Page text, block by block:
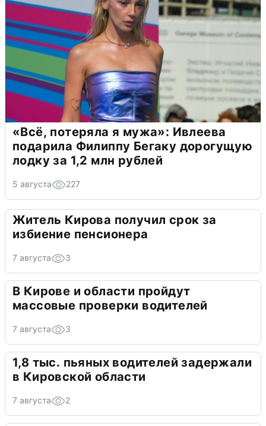
«Всё, потеряла я мужа»: Ивлеева
подарила Филиппу Бегаку дорогущую
лодку за 1,2 млн рублей
5 августа 227
Житель Кирова получил срок за
избиение пенсионера
7 августа 3
В Кирове и области пройдут
массовые проверки водителей
7 августа 3
1,8 тыс. пьяных водителей задержали
в Кировской области
7 августа 2